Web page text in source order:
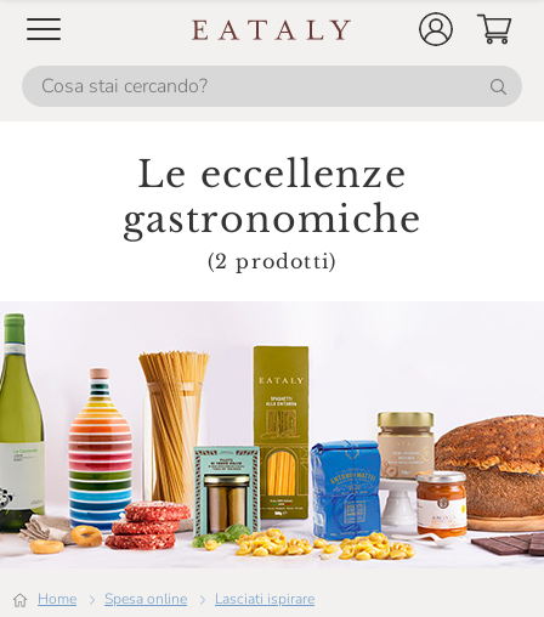
Le eccellenze
gastronomiche
(2 prodotti)
Home Spesa online Lasciati ispirare
La Panetteria Di Eataly
La Valdotaine
Latteria Di Branzi
Macelleria Marini
Maison Bertolin
Majani
Mamma Mia
Mancini
Marabissi